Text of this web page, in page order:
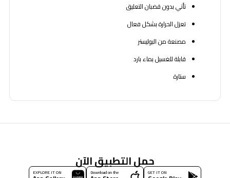
تأتي بدون قضبان التعليق
تعزل الحرارة بشكل فعال
مصنعة من البوليستر
قابلة للغسيل بماء بارد
ستارة
حمل التطبيق الآن
GET IT ON
Download on the
EXPLORE IT ON